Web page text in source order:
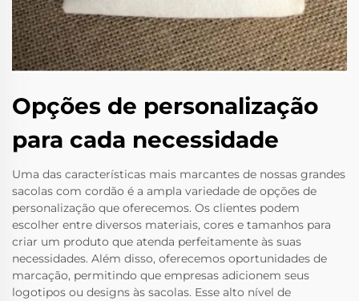
Opções de personalização
para cada necessidade
Uma das características mais marcantes de nossas grandes
sacolas com cordão é a ampla variedade de opções de
personalização que oferecemos. Os clientes podem
escolher entre diversos materiais, cores e tamanhos para
criar um produto que atenda perfeitamente às suas
necessidades. Além disso, oferecemos oportunidades de
marcação, permitindo que empresas adicionem seus
logotipos ou designs às sacolas. Esse alto nível de